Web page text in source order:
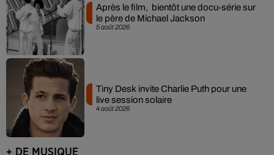
5 août 2026
Après le film, bientôt une docu-série sur
le père de Michael Jackson
4 août 2026
Tiny Desk invite Charlie Puth pour une
live session solaire
+ DE MUSIQUE